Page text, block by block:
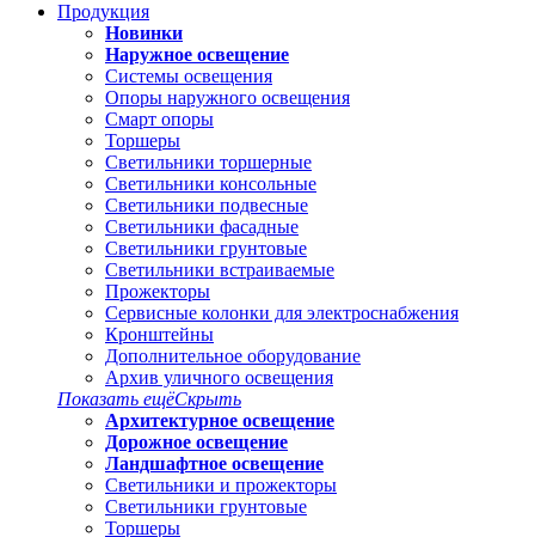
Продукция
Новинки
Наружное освещение
Системы освещения
Опоры наружного освещения
Смарт опоры
Торшеры
Светильники торшерные
Светильники консольные
Светильники подвесные
Светильники фасадные
Светильники грунтовые
Светильники встраиваемые
Прожекторы
Сервисные колонки для электроснабжения
Кронштейны
Дополнительное оборудование
Архив уличного освещения
Показать ещёСкрыть
Архитектурное освещение
Дорожное освещение
Ландшафтное освещение
Светильники и прожекторы
Светильники грунтовые
Торшеры